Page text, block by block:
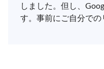
しました。但し、
す。事前にご自分での